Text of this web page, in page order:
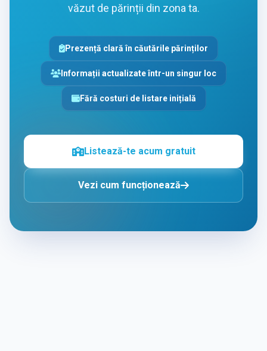
văzut de părinții din zona ta.
Prezență clară în căutările părinților
Informații actualizate într-un singur loc
Fără costuri de listare inițială
Listează-te acum gratuit
Vezi cum funcționează